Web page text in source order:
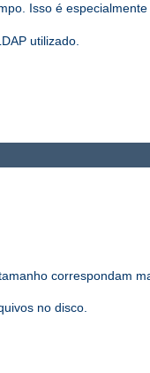
Isso é especialmente
utilizado.
correspondam
no disco.